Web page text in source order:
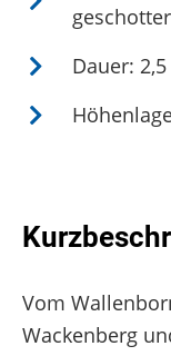
Dauer: 2,5
Vom
Wackenberg